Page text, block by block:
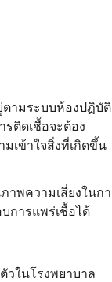
ตามระบบห้องปฏิบัติ
ติดเชื้อจะต้อง
เข้าใจสิ่งที่เกิดขึ้น
าพความเสี่ยงในก
การแพร่เชื้อได้
วในโรงพยาบาล